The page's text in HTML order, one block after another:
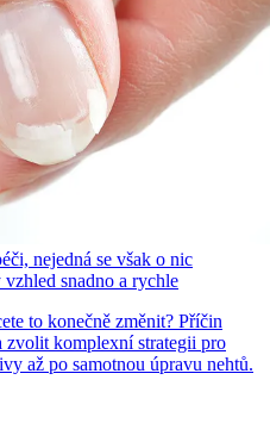
nejedná se však o nic
snadno a rychle
to konečně změnit? Příčin
zvolit komplexní strategii pro
až po samotnou úpravu nehtů.